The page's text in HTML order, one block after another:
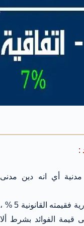
:
أي انه دين مدنى
: اذا كان الدين سببه معاملة تجارية فقيمته القانونية 5 % ،
قيمة الفوائد بشرط ألا